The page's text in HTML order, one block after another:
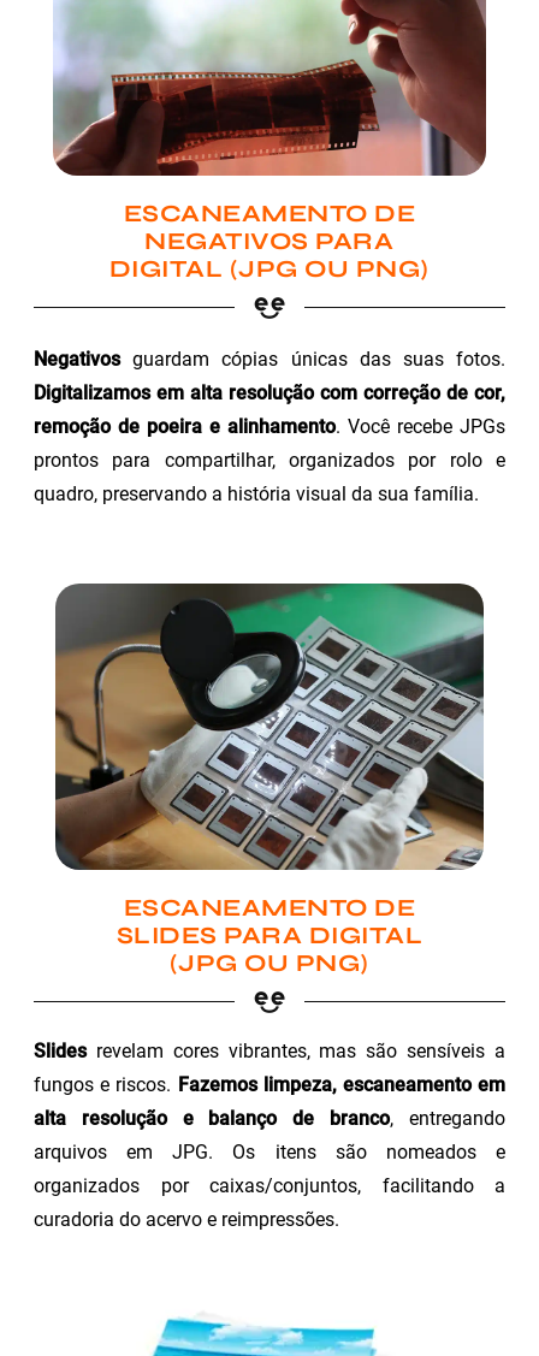
ESCANEAMENTO DE
NEGATIVOS PARA
DIGITAL (JPG OU PNG)
Negativosguardam cópias únicas das suas fotos.
Digitalizamos em alta resolução com correção de cor,
remoção de poeira e alinhamento. Você recebe JPGs
prontos para compartilhar, organizados por rolo e
quadro, preservando a história visual da sua família.
ESCANEAMENTO DE
SLIDES PARA DIGITAL
(JPG OU PNG)
Slidesrevelam cores vibrantes, mas são sensíveis a
fungos e riscos. Fazemos limpeza, escaneamento em
alta resolução e balanço de branco, entregando
arquivos em JPG. Os itens são nomeados e
organizados por caixas/conjuntos, facilitando a
curadoria do acervo e reimpressões.